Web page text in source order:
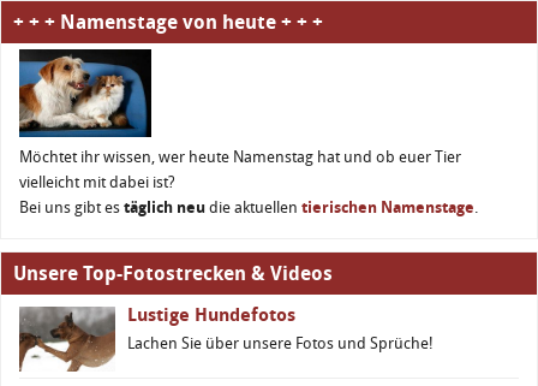
+ + + Namenstage von heute + + +
Möchtet ihr wissen, wer heute Namenstag hat und ob euer Tier
vielleicht mit dabei ist?
Bei uns gibt es täglich neu die aktuellen tierischen Namenstage.
Unsere Top-Fotostrecken & Videos
Lustige Hundefotos
Lachen Sie über unsere Fotos und Sprüche!